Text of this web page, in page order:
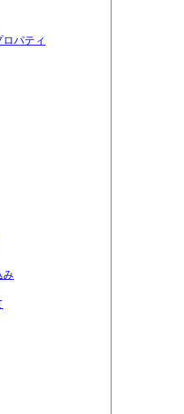
パティ
み